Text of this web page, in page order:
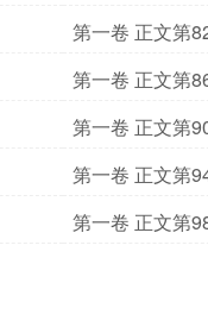
第一卷 正文第
第一卷 正文第
第一卷 正文第
第一卷 正文第
第一卷 正文第